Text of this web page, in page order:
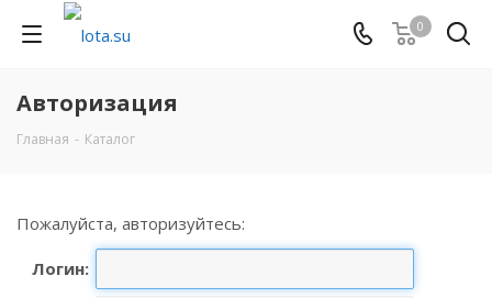
0
Авторизация
Главная - Каталог
Пожалуйста, авторизуйтесь:
Логин: